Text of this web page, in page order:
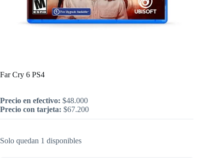
Far Cry 6 PS4
Precio en efectivo: $48.000
Precio con tarjeta: $67.200
Solo quedan 1 disponibles